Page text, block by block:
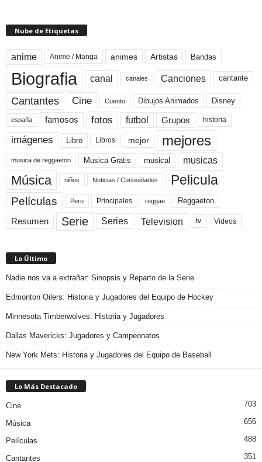
Nube de Etiquetas
anime Anime / Manga animes Artistas Bandas
Biografia canal canales Canciones cantante
Cantantes Cine Cuento Dibujos Animados Disney
españa famosos fotos futbol Grupos historia
imágenes Libro Libros mejor mejores
musica de reggaeton Musica Gratis musical musicas
Música niños Noticias / Curiosidades Pelicula
Películas Peru Principales reggae Reggaeton
Resumen Serie Series Television tv Videos
Lo Último
Nadie nos va a extrañar: Sinopsis y Reparto de la Serie
Edmonton Oilers: Historia y Jugadores del Equipo de Hockey
Minnesota Timberwolves: Historia y Jugadores
Dallas Mavericks: Jugadores y Campeonatos
New York Mets: Historia y Jugadores del Equipo de Baseball
Lo Más Destacado
Cine 703
Música 656
Películas 488
Cantantes 351